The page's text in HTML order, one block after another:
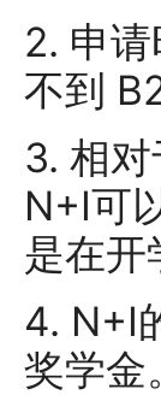
2. 申
不到
3. 相
N+I可
是在开
4. N+I
奖学金